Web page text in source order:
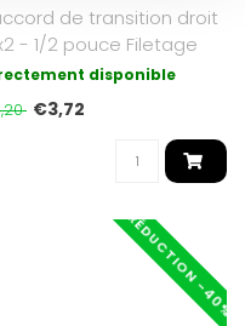
de transition droit
- 1/2 pouce Filetage
Unik..disponible
€3,72
RÉDUCTION -40%